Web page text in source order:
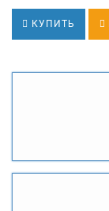
КУПИТЬ